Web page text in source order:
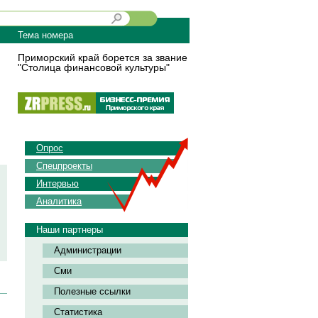
Тема номера
Приморский край борется за звание
"Столица финансовой культуры"
Опрос
Спецпроекты
Интервью
Аналитика
Наши партнеры
Администрации
Сми
Полезные ссылки
Статистика